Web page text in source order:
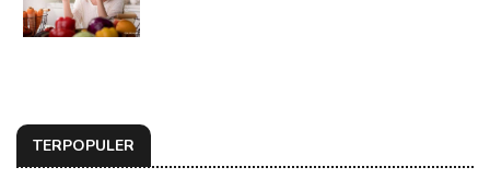
TERPOPULER